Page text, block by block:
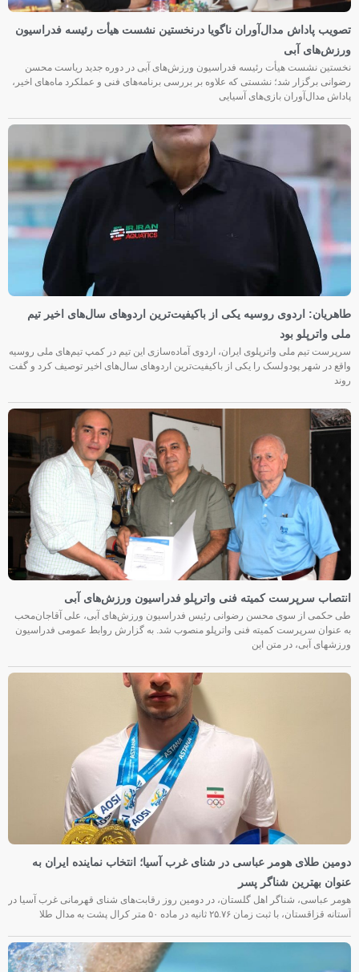
تصویب پاداش مدال‌آوران ناگویا درنخستین نشست هیأت رئیسه فدراسیون
ورزش‌های آبی
نخستین نشست هیأت رئیسه فدراسیون ورزش‌های آبی در دوره جدید ریاست محسن
رضوانی برگزار شد؛ نشستی که علاوه بر بررسی برنامه‌های فنی و عملکرد ماه‌های اخیر،
پاداش مدال‌آوران بازی‌های آسیایی
طاهریان: اردوی روسیه یکی از باکیفیت‌ترین اردوهای سال‌های اخیر تیم
ملی واترپلو بود
سرپرست تیم ملی واترپلوی ایران، اردوی آماده‌سازی این تیم در کمپ تیم‌های ملی روسیه
واقع در شهر پودولسک را یکی از باکیفیت‌ترین اردوهای سال‌های اخیر توصیف کرد و گفت
روند
انتصاب سرپرست کمیته فنی واترپلو فدراسیون ورزش‌های آبی
طی حکمی از سوی محسن رضوانی رئیس فدراسیون ورزش‌های آبی، علی آقاجان‌محب
به عنوان سرپرست کمیته فنی واترپلو منصوب شد. به گزارش روابط عمومی فدراسیون
ورزشهای آبی، در متن این
دومین طلای هومر عباسی در شنای غرب آسیا؛ انتخاب نماینده ایران به
عنوان بهترین شناگر پسر
هومر عباسی، شناگر اهل گلستان، در دومین روز رقابت‌های شنای قهرمانی غرب آسیا در
آستانه قزاقستان، با ثبت زمان ۲۵.۷۶ ثانیه در ماده ۵۰ متر کرال پشت به مدال طلا